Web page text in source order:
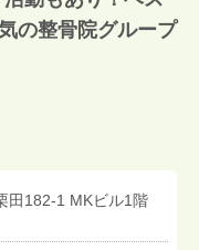
の整骨院グループ
田182-1 MKビル1階